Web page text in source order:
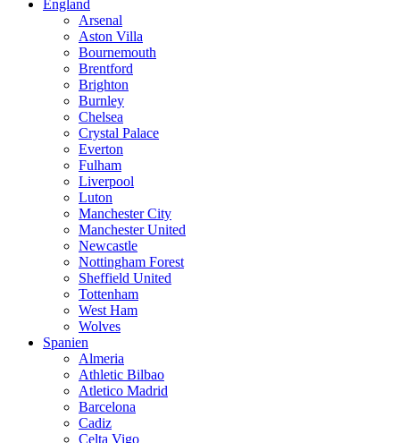
England
Arsenal
Aston Villa
Bournemouth
Brentford
Brighton
Burnley
Chelsea
Crystal Palace
Everton
Fulham
Liverpool
Luton
Manchester City
Manchester United
Newcastle
Nottingham Forest
Sheffield United
Tottenham
West Ham
Wolves
Spanien
Almeria
Athletic Bilbao
Atletico Madrid
Barcelona
Cadiz
Celta Vigo